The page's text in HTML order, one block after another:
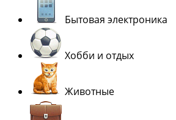
Бытовая электроника
Хобби и отдых
Животные